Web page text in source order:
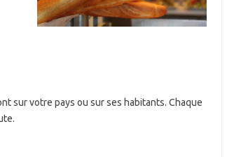
sur votre pays ou sur ses habitants. Chaque